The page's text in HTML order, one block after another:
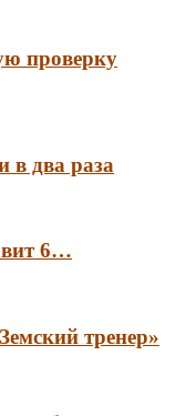
проверку
в два раза
6…
тренер»